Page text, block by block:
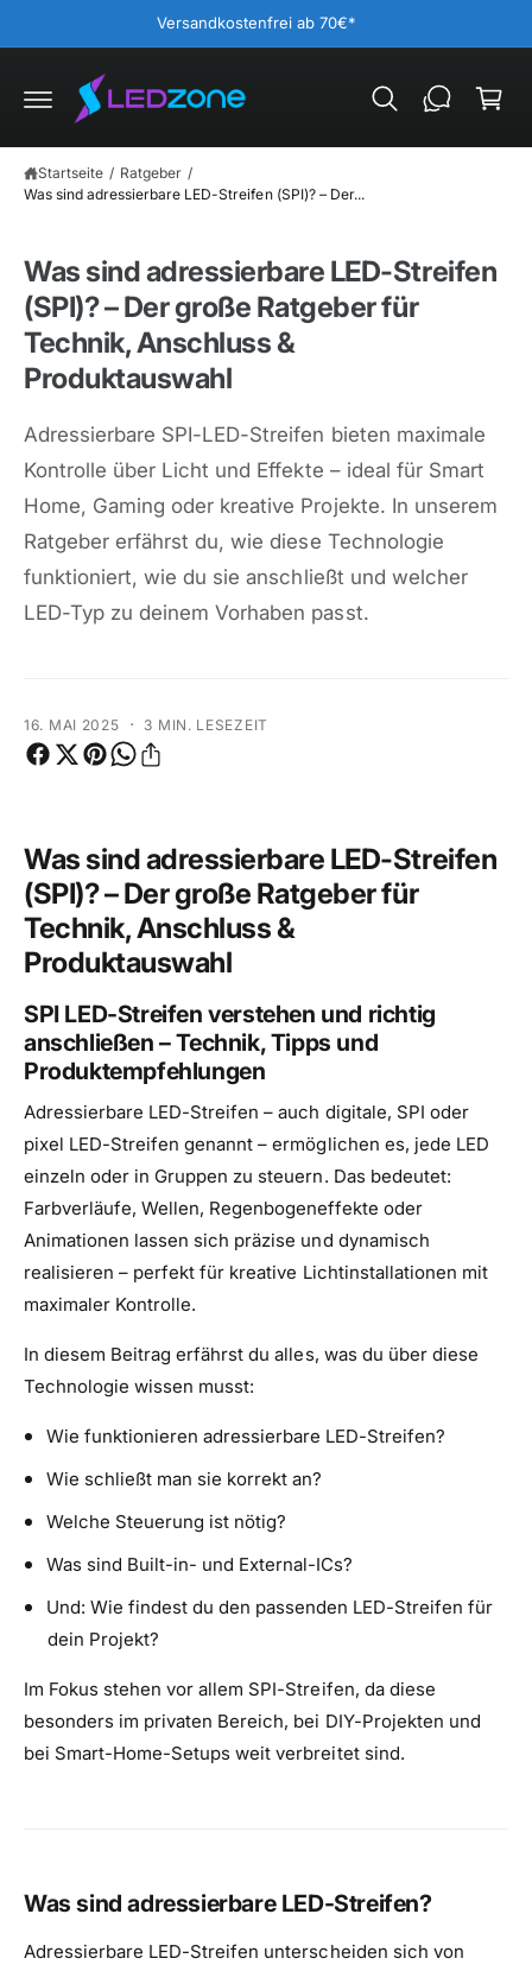
I
A
Versandkostenfrei ab 70€*
e
k
o
Startseite / Ratgeber /
Was sind adressierbare LED-Streifen (SPI)? – Der...
Was sind adressierbare LED-Streifen
(SPI)? – Der große Ratgeber für
Technik, Anschluss &
Produktauswahl
Adressierbare SPI-LED-Streifen bieten maximale
Kontrolle über Licht und Effekte – ideal für Smart
Home, Gaming oder kreative Projekte. In unserem
Ratgeber erfährst du, wie diese Technologie
funktioniert, wie du sie anschließt und welcher
LED-Typ zu deinem Vorhaben passt.
16. MAI 2025 · 3 MIN. LESEZEIT
Was sind adressierbare LED-Streifen
(SPI)? – Der große Ratgeber für
Technik, Anschluss &
Produktauswahl
SPI LED-Streifen verstehen und richtig
anschließen – Technik, Tipps und
Produktempfehlungen
Adressierbare LED-Streifen – auch digitale, SPI oder
pixel LED-Streifen genannt – ermöglichen es, jede LED
einzeln oder in Gruppen zu steuern. Das bedeutet:
Farbverläufe, Wellen, Regenbogeneffekte oder
Animationen lassen sich präzise und dynamisch
realisieren – perfekt für kreative Lichtinstallationen mit
maximaler Kontrolle.
In diesem Beitrag erfährst du alles, was du über diese
Technologie wissen musst:
Wie funktionieren adressierbare LED-Streifen?
Wie schließt man sie korrekt an?
Welche Steuerung ist nötig?
Was sind Built-in- und External-ICs?
Und: Wie findest du den passenden LED-Streifen für
dein Projekt?
Im Fokus stehen vor allem SPI-Streifen, da diese
besonders im privaten Bereich, bei DIY-Projekten und
bei Smart-Home-Setups weit verbreitet sind.
Was sind adressierbare LED-Streifen?
Adressierbare LED-Streifen unterscheiden sich von